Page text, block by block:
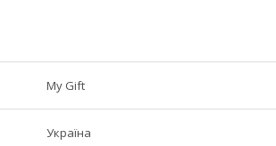
My Gift
Україна